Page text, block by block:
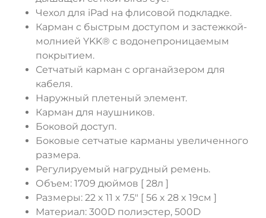
Чехол для iPad на флисовой подкладке.
Карман с быстрым доступом и застежкой-
молнией YKK® с водонепроницаемым
покрытием.
Сетчатый карман с органайзером для
кабеля.
Наружный плетеный элемент.
Карман для наушников.
Боковой доступ.
Боковые сетчатые карманы увеличенного
размера.
Регулируемый нагрудный ремень.
Объем: 1709 дюймов [ 28л ]
Размеры: 22 x 11 x 7.5" [ 56 x 28 x 19см ]
Материал: 300D полиэстер, 500D